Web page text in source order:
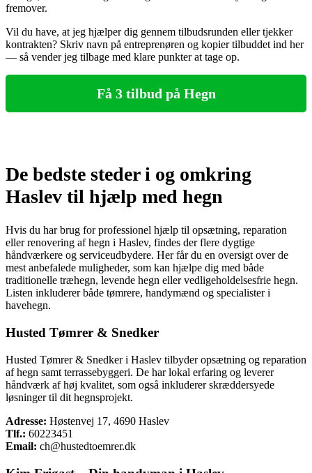
fremover.
Vil du have, at jeg hjælper dig gennem tilbudsrunden eller tjekker
kontrakten? Skriv navn på entreprenøren og kopier tilbuddet ind her
— så vender jeg tilbage med klare punkter at tage op.
Få 3 tilbud på Hegn
De bedste steder i og omkring
Haslev til hjælp med hegn
Hvis du har brug for professionel hjælp til opsætning, reparation
eller renovering af hegn i Haslev, findes der flere dygtige
håndværkere og serviceudbydere. Her får du en oversigt over de
mest anbefalede muligheder, som kan hjælpe dig med både
traditionelle træhegn, levende hegn eller vedligeholdelsesfrie hegn.
Listen inkluderer både tømrere, handymænd og specialister i
havehegn.
Husted Tømrer & Snedker
Husted Tømrer & Snedker i Haslev tilbyder opsætning og reparation
af hegn samt terrassebyggeri. De har lokal erfaring og leverer
håndværk af høj kvalitet, som også inkluderer skræddersyede
løsninger til dit hegnsprojekt.
Adresse: Høstenvej 17, 4690 Haslev
Tlf.: 60223451
Email: ch@hustedtoemrer.dk